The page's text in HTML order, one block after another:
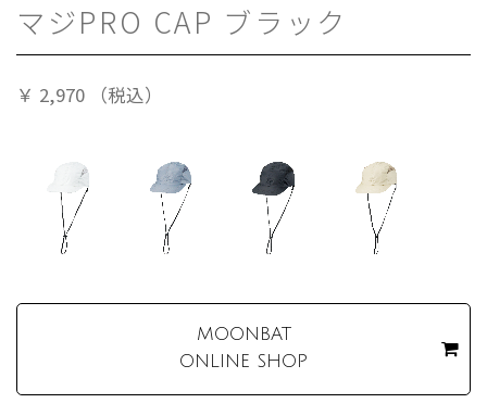
マジPRO CAP ブラック
￥ 2,970 （税込）
MOONBAT
ONLINE SHOP